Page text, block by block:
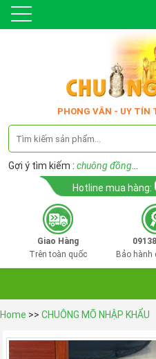
PHONG VÂN - UY TÍN
Gợi ý tìm kiếm : chuông đồng
Hotline mua hàng:
Giao Hàng
Trên toàn quốc
Bảo hành
Home >> CHUÔNG MÕ NHẬP KHẨU